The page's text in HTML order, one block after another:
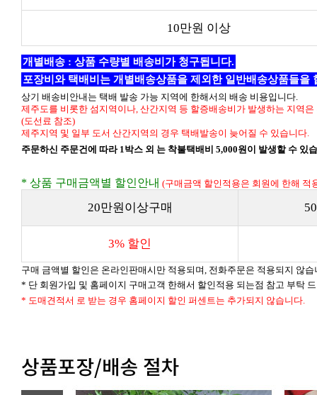
10만원 이상
개별배송 : 상품 수량별 배송비가 청구됩니다.
포장비와 택배비는 개별배송상품을 제외한 일반배송상품들을
상기 배송비안내는 택배 발송 가능 지역에 한해서의 배송 비용입니다.
제주도를 비롯한 섬지역이나, 산간지역 등 할증배송비가 발생하는 지역
(도선료 참조)
제주지역 및 일부 도서 산간지역의 경우 택배발송이 늦어질 수 있습니다.
주문하신 주문건에 따라 1박스 외 는 착불택배비 5,000원이 발생할 수 있
* 상품 구매금액별 할인안내 (구매금액 할인적용은 회원에 한해 적
20만원이상구매
3% 할인
구매 금액별 할인은 온라인판매시만 적용되며, 전화주문은 적용되지 않습
* 단 회원가입 및 홈페이지 구매고객 한해서 할인적용 되는점 참고 부탁
* 도매견적서 로 받는 경우 홈페이지 할인 퍼센트는 추가되지 않습니다.